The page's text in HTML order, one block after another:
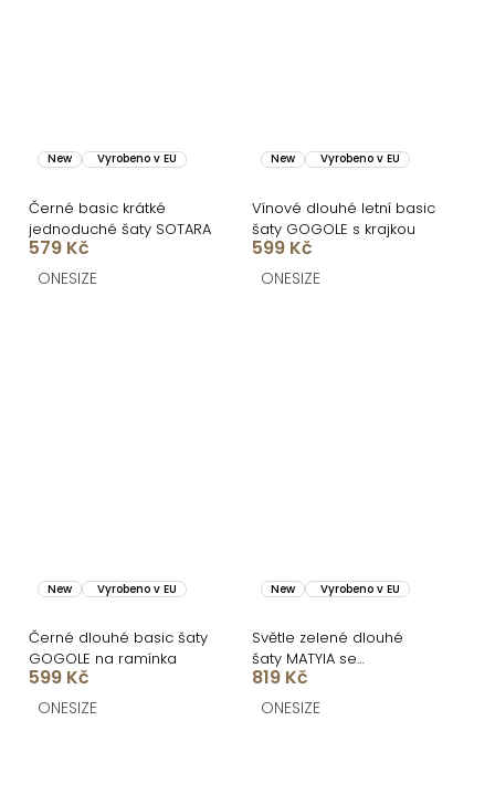
New Vyrobeno v EU
Černé basic krátké
jednoduché šaty SOTARA
579 Kč
ONESIZE
New Vyrobeno v EU
Vínové dlouhé letní basic
šaty GOGOLE s krajkou
599 Kč
ONESIZE
New Vyrobeno v EU
Černé dlouhé basic šaty
GOGOLE na ramínka
599 Kč
ONESIZE
New Vyrobeno v EU
Světle zelené dlouhé
šaty MATYIA se
zavazováním
819 Kč
ONESIZE